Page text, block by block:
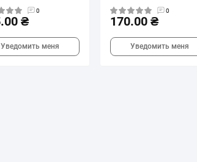
0
₴
Уведомить меня
0
170.00 ₴
Уведомить меня